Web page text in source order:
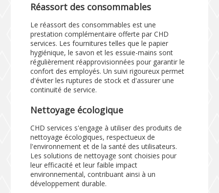
Réassort des consommables
Le réassort des consommables est une
prestation complémentaire offerte par CHD
services. Les fournitures telles que le papier
hygiénique, le savon et les essuie-mains sont
régulièrement réapprovisionnées pour garantir le
confort des employés. Un suivi rigoureux permet
d'éviter les ruptures de stock et d'assurer une
continuité de service.
Nettoyage écologique
CHD services s'engage à utiliser des produits de
nettoyage écologiques, respectueux de
l'environnement et de la santé des utilisateurs.
Les solutions de nettoyage sont choisies pour
leur efficacité et leur faible impact
environnemental, contribuant ainsi à un
développement durable.